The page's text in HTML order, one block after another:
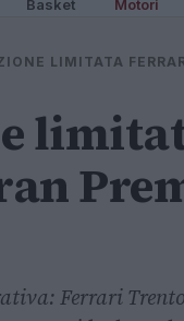
Basket Motori
LIMITATA
Ferrari